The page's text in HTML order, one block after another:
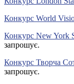
Конкурс World
Конкурс New York
запрошує.
Конкурс Творча
запрошує.